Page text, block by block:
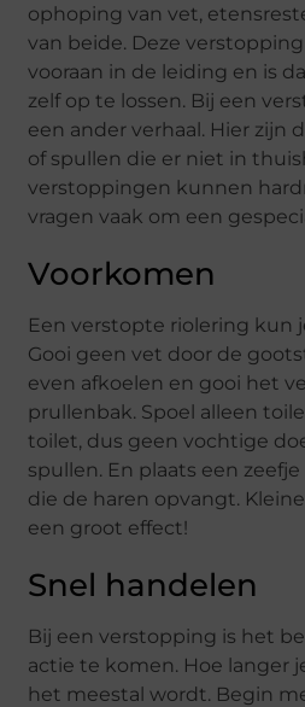
ophoping van vet,
van beide. Deze
vooraan in de leiding en is
zelf op te lossen. Bij een
een ander verhaal. Hier zijn
of spullen die er niet in
verstoppingen kunnen
vragen vaak om een
Voorkomen
Een verstopte riolering kun
Gooi geen vet door de
even afkoelen en gooi het
prullenbak. Spoel alleen
toilet, dus geen vochtige
spullen. En plaats een
die de haren opvangt.
een groot effect!
Snel handelen
Bij een verstopping is het
actie te komen. Hoe langer
het meestal wordt. Begin